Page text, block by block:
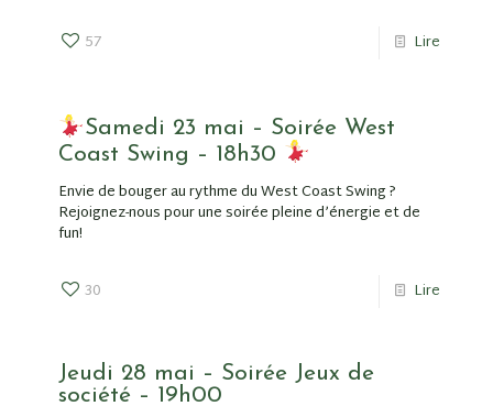
57 Lire
Samedi 23 mai – Soirée West
Coast Swing – 18h30
Envie de bouger au rythme du West Coast Swing ?
Rejoignez-nous pour une soirée pleine d’énergie et de
fun!
30 Lire
Jeudi 28 mai – Soirée Jeux de
société – 19h00